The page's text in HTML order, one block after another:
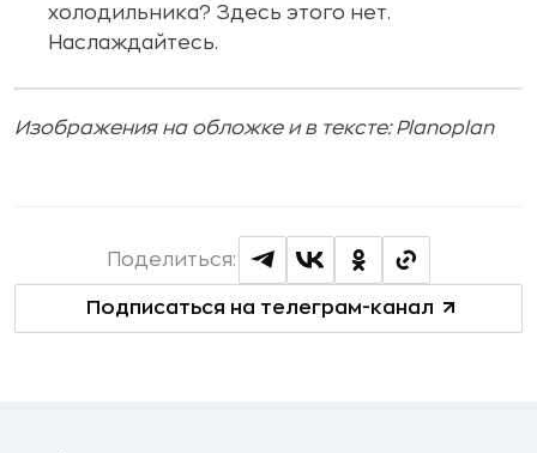
холодильника? Здесь этого нет.
Наслаждайтесь.
Изображения на обложке и в тексте: Planoplan
Подписаться на телеграм-канал
Поделиться: